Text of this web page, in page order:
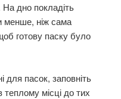
На дно покладіть
менше, ніж сама
готову паску було
пасок, заповніть
теплому місці до тих